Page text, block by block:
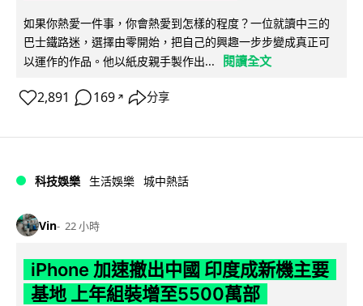
如果你熱愛一件事，你會熱愛到怎樣的程度？一位就讀中三的
巴士鐵路迷，選擇由零開始，把自己的興趣一步步變成真正可
以運作的作品。他以紙皮親手製作出...
閱讀全文
2,891 169 ↗ 分享
科技娛樂 生活娛樂 城中熱話
Vin 22 小時
iPhone 加速撤出中國 印度成新機主要
基地 上年組裝增至5500萬部